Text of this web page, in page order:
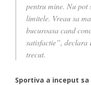
pentru mine. Nu pot
limitele. Vreau sa
bucuroasa cand
satisfactie”,
trecut.
Sportiva a inceput